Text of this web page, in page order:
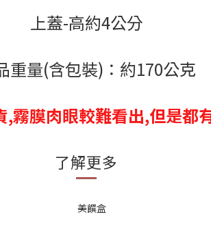
上蓋-高約4公分
重量(含包裝)：約170公克
霧膜肉眼較難看出,但是都
了解更多